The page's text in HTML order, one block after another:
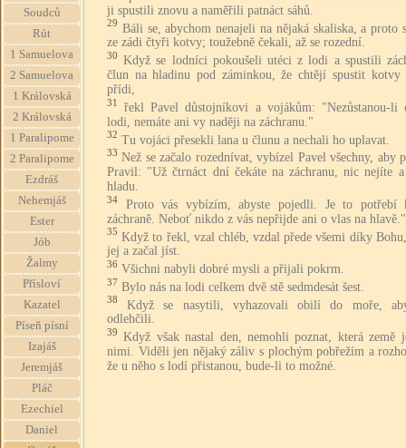
Soudců
Rút
1 Samuelova
2 Samuelova
1 Královská
2 Královská
1 Paralipome
2 Paralipome
Ezdráš
Nehemjáš
Ester
Jób
Žalmy
Přísloví
Kazatel
Píseň písní
Izajáš
Jeremjáš
Pláč
Ezechiel
Daniel
ji spustili znovu a naměřili patnáct sáhů.
29 Báli se, abychom nenajeli na nějaká skaliska, a proto
ze zádi čtyři kotvy; toužebně čekali, až se rozední.
30
Když se lodníci pokoušeli utéci z lodi a spustili
člun na hladinu pod záminkou, že chtějí spustit kotvy
přídi,
31
řekl Pavel důstojníkovi a vojákům: "Nezůstanou-li
lodi, nemáte ani vy naději na záchranu."
32 Tu vojáci přesekli lana u člunu a nechali ho uplavat.
33 Než se začalo rozednívat, vybízel Pavel všechny, aby
Pravil: "Už čtrnáct dní čekáte na záchranu, nic nejíte
hladu.
34
Proto vás vybízím, abyste pojedli. Je to potřebí
záchraně. Neboť nikdo z vás nepřijde ani o vlas na hlavě."
35 Když to řekl, vzal chléb, vzdal přede všemi díky
jej a začal jíst.
36 Všichni nabyli dobré mysli a přijali pokrm.
37 Bylo nás na lodi celkem dvě stě sedmdesát šest.
38
Když se nasytili, vyhazovali obilí do moře,
odlehčili.
39
Když však nastal den, nemohli poznat, která země
nimi. Viděli jen nějaký záliv s plochým pobřežím a
že u něho s lodí přistanou, bude-li to možné.